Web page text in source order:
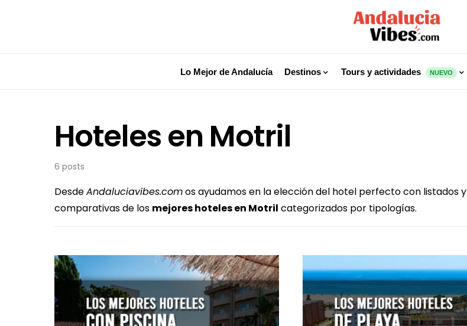
Lo Mejor de Andalucía Destinos Tours y actividades NUEVO
Hoteles en Motril
6 posts
DesdeAndaluciavibes.comos ayudamos en la elección del hotel perfecto con listados y
comparativas de los mejores hoteles en Motril categorizados por tipologías.